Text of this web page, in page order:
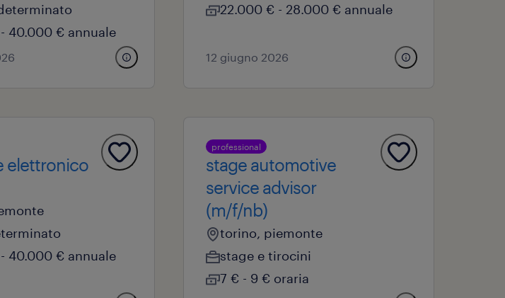
40.000 € annuale
22.000 € - 28.000 € annuale
12 giugno 2026
elettronico
40.000 € annuale
professional
stage automotive
service advisor
(m/f/nb)
torino, piemonte
stage e tirocini
7 € - 9 € oraria